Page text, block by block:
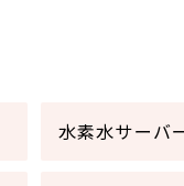
水素水サーバ